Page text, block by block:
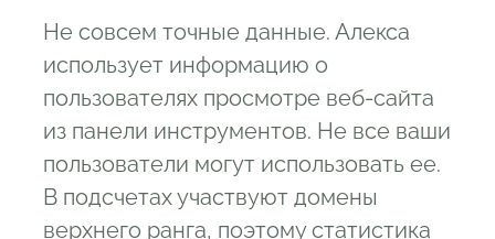
Не совсем точные данные. Алекса
использует информацию о
пользователях просмотре веб-сайта
из панели инструментов. Не все ваши
пользователи могут использовать ее.
В подсчетах участвуют домены
верхнего ранга, поэтому статистика